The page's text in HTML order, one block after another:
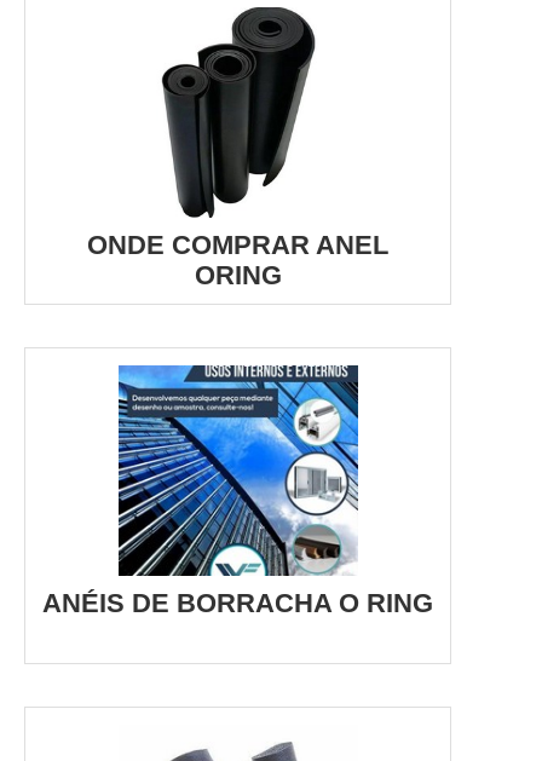
ONDE COMPRAR ANEL
ORING
ANÉIS DE BORRACHA O RING